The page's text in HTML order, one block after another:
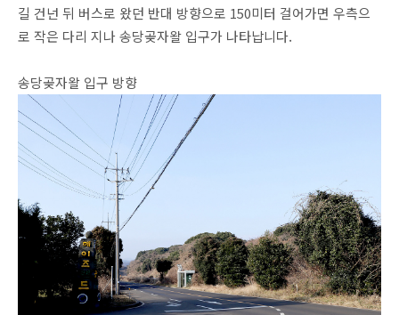
길 건넌 뒤 버스로 왔던 반대 방향으로 150미터 걸어가면 우측으
로 작은 다리 지나 송당곶자왈 입구가 나타납니다.
송당곶자왈 입구 방향